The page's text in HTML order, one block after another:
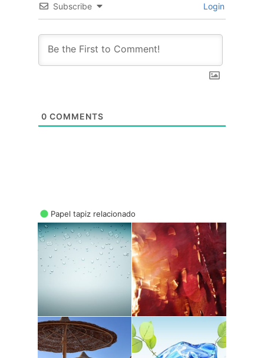
Subscribe Login
0 COMMENTS
Papel tapiz relacionado